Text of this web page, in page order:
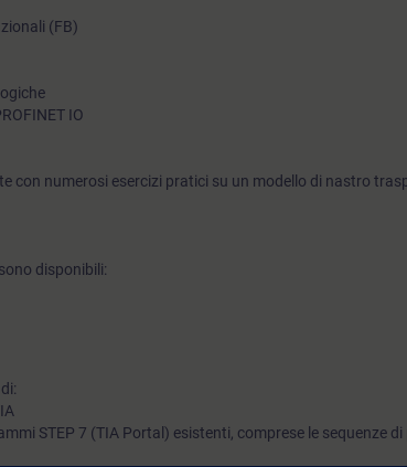
ad implementare un controllo sequenziale in
alle nuove esigenze e ridurre i tempi di fermo
(FB)
IO
con numerosi esercizi pratici su un modello di nastro
disponibili:
STEP 7 (TIA Portal) esistenti, comprese le sequenze di